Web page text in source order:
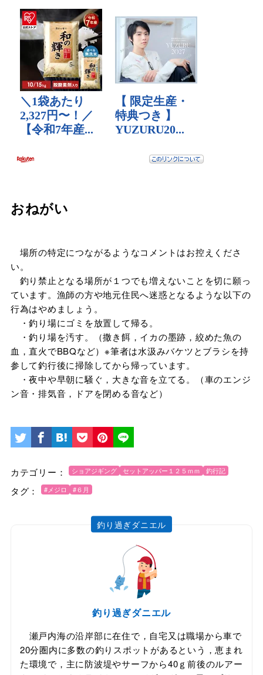
おねがい
場所の特定につながるようなコメントはお控えくださ
い。
釣り禁止となる場所が１つでも増えないことを切に願っ
ています。漁師の方や地元住民へ迷惑となるような以下の
行為はやめましょう。
・釣り場にゴミを放置して帰る。
・釣り場を汚す。（撒き餌，イカの墨跡，絞めた魚の
血，直火でBBQなど）※筆者は水汲みバケツとブラシを持
参して釣行後に掃除してから帰っています。
・夜中や早朝に騒ぐ，大きな音を立てる。（車のエンジ
ン音・排気音，ドアを閉める音など）
カテゴリー： ショアジギング セットアッパー１２５ｍｍ 釣行記
タグ： #メジロ #６月
釣り過ぎダニエル
釣り過ぎダニエル
瀬戸内海の沿岸部に在住で，自宅又は職場から車で
20分圏内に多数の釣りスポットがあるという，恵まれ
た環境で，主に防波堤やサーフから40ｇ前後のルアー